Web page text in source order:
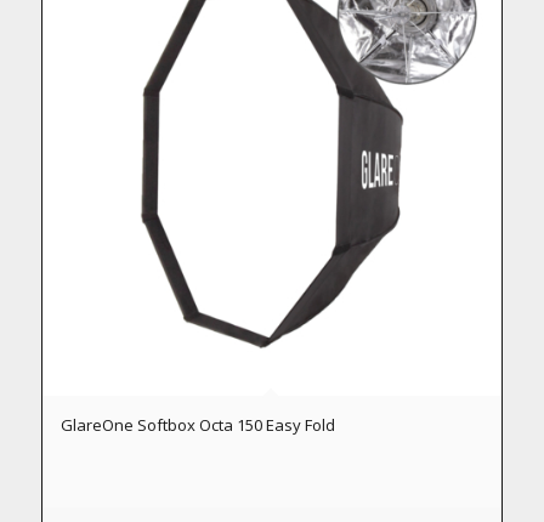
GlareOne Softbox Octa 150 Easy Fold